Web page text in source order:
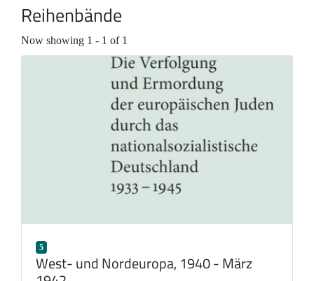
Reihenbände
Now showing 1 - 1 of 1
5
West- und Nordeuropa, 1940 - März